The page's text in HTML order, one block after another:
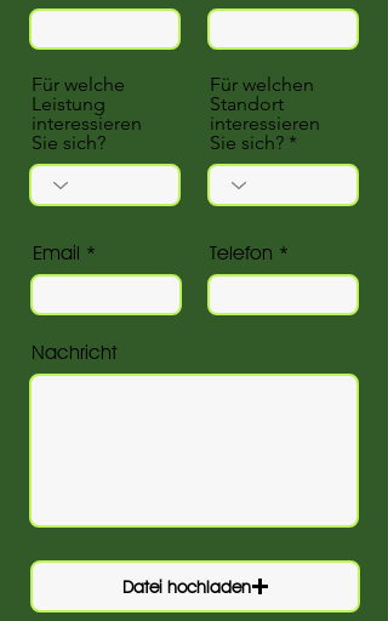
Für welche
Leistung
interessieren
Sie sich?
Für welchen
Standort
interessieren
Sie sich?
Email Telefon
Nachricht
Datei hochladen